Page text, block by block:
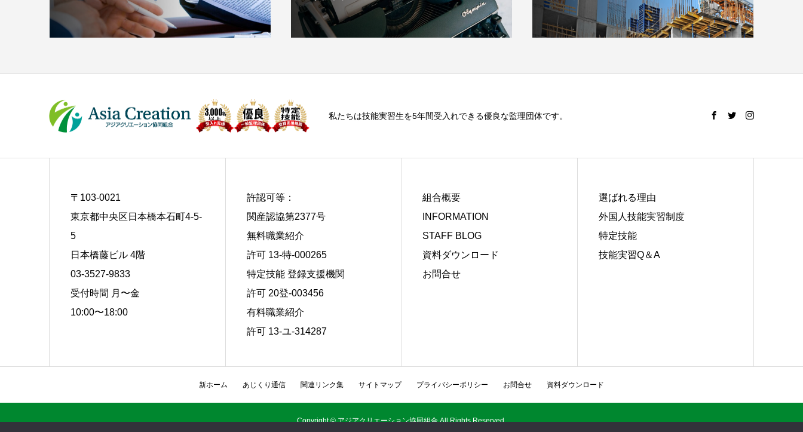
私たちは技能実習生を5年間受入れできる優良な監理団体です。
〒103-0021
東京都中央区日本橋本石町4-5-
5
日本橋藤ビル 4階
03-3527-9833
受付時間 月〜金
10:00〜18:00
許認可等：
関産認協第2377号
無料職業紹介
許可 13-特-000265
特定技能 登録支援機関
許可 20登-003456
有料職業紹介
許可 13-ユ-314287
組合概要
INFORMATION
STAFF BLOG
資料ダウンロード
お問合せ
選ばれる理由
外国人技能実習制度
特定技能
技能実習Q＆A
新ホーム あじくり通信 関連リンク集 サイトマップ プライバシーポリシー お問合せ 資料ダウンロード
Copyright © アジアクリエーション協同組合 All Rights Reserved.